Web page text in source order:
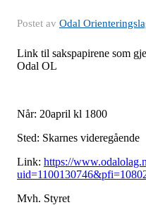
Postet av Odal
Link til sakspapirene som
Odal OL
Når: 20april kl 1800
Sted: Skarnes videregående
Link: https://
Mvh. Styret